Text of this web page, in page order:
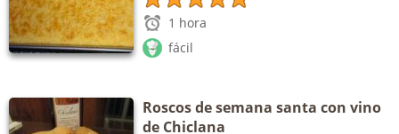
1 hora
fácil
Roscos de semana santa con vino
de Chiclana